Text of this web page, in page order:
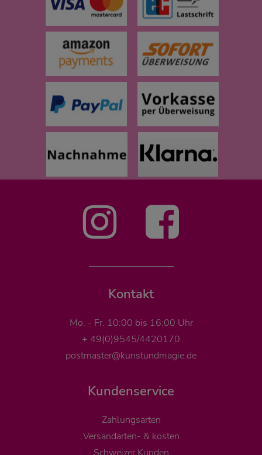
Kontakt
Mo. - Fr. 10:00 bis 16:00 Uhr
+ 49(0)9545/4420170
postmaster@kunstundmagie.de
Kundenservice
Zahlungsarten
Versandarten- & kosten